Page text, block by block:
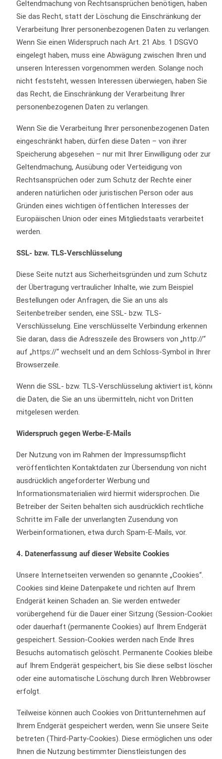
Geltendmachung von Rechtsansprüchen benötigen, haben
Sie das Recht, statt der Löschung die Einschränkung der
Verarbeitung Ihrer personenbezogenen Daten zu verlangen.
Wenn Sie einen Widerspruch nach Art. 21 Abs. 1 DSGVO
eingelegt haben, muss eine Abwägung zwischen Ihren und
unseren Interessen vorgenommen werden. Solange noch
nicht feststeht, wessen Interessen überwiegen, haben Sie
das Recht, die Einschränkung der Verarbeitung Ihrer
personenbezogenen Daten zu verlangen.
Wenn Sie die Verarbeitung Ihrer personenbezogenen Daten
eingeschränkt haben, dürfen diese Daten – von ihrer
Speicherung abgesehen – nur mit Ihrer Einwilligung oder zur
Geltendmachung, Ausübung oder Verteidigung von
Rechtsansprüchen oder zum Schutz der Rechte einer
anderen natürlichen oder juristischen Person oder aus
Gründen eines wichtigen öffentlichen Interesses der
Europäischen Union oder eines Mitgliedstaats verarbeitet
werden.
SSL- bzw. TLS-Verschlüsselung
Diese Seite nutzt aus Sicherheitsgründen und zum Schutz
der Übertragung vertraulicher Inhalte, wie zum Beispiel
Bestellungen oder Anfragen, die Sie an uns als
Seitenbetreiber senden, eine SSL- bzw. TLS-
Verschlüsselung. Eine verschlüsselte Verbindung erkennen
Sie daran, dass die Adresszeile des Browsers von „http://“
auf „https://“ wechselt und an dem Schloss-Symbol in Ihrer
Browserzeile.
Wenn die SSL- bzw. TLS-Verschlüsselung aktiviert ist, können
die Daten, die Sie an uns übermitteln, nicht von Dritten
mitgelesen werden.
Widerspruch gegen Werbe-E-Mails
Der Nutzung von im Rahmen der Impressumspflicht
veröffentlichten Kontaktdaten zur Übersendung von nicht
ausdrücklich angeforderter Werbung und
Informationsmaterialien wird hiermit widersprochen. Die
Betreiber der Seiten behalten sich ausdrücklich rechtliche
Schritte im Falle der unverlangten Zusendung von
Werbeinformationen, etwa durch Spam-E-Mails, vor.
4. Datenerfassung auf dieser Website Cookies
Unsere Internetseiten verwenden so genannte „Cookies“.
Cookies sind kleine Datenpakete und richten auf Ihrem
Endgerät keinen Schaden an. Sie werden entweder
vorübergehend für die Dauer einer Sitzung (Session-Cookies)
oder dauerhaft (permanente Cookies) auf Ihrem Endgerät
gespeichert. Session-Cookies werden nach Ende Ihres
Besuchs automatisch gelöscht. Permanente Cookies bleiben
auf Ihrem Endgerät gespeichert, bis Sie diese selbst löschen
oder eine automatische Löschung durch Ihren Webbrowser
erfolgt.
Teilweise können auch Cookies von Drittunternehmen auf
Ihrem Endgerät gespeichert werden, wenn Sie unsere Seite
betreten (Third-Party-Cookies). Diese ermöglichen uns oder
Ihnen die Nutzung bestimmter Dienstleistungen des